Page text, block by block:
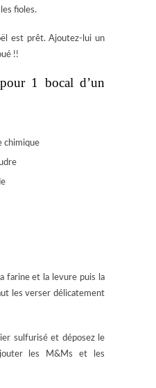
fioles.
est prêt. Ajoutez-lui un
!!
1 bocal d’un
chimique
farine et la levure puis la
les verser délicatement
sulfurisé et déposez le
les M&Ms et les